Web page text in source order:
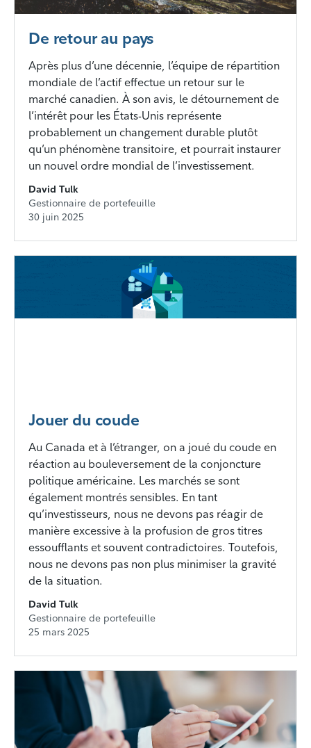
De retour au pays
Après plus d’une décennie, l’équipe de répartition
mondiale de l’actif effectue un retour sur le
marché canadien. À son avis, le détournement de
l’intérêt pour les États-Unis représente
probablement un changement durable plutôt
qu’un phénomène transitoire, et pourrait instaurer
un nouvel ordre mondial de l’investissement.
David Tulk
Gestionnaire de portefeuille
30 juin 2025
Jouer du coude
Au Canada et à l’étranger, on a joué du coude en
réaction au bouleversement de la conjoncture
politique américaine. Les marchés se sont
également montrés sensibles. En tant
qu’investisseurs, nous ne devons pas réagir de
manière excessive à la profusion de gros titres
essoufflants et souvent contradictoires. Toutefois,
nous ne devons pas non plus minimiser la gravité
de la situation.
David Tulk
Gestionnaire de portefeuille
25 mars 2025